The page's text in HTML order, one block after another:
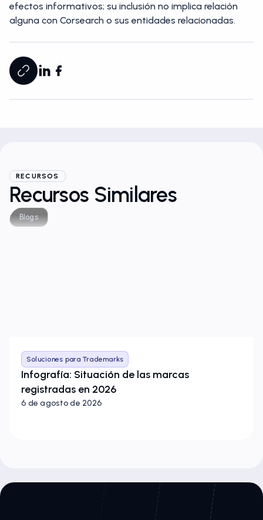
efectos informativos; su inclusión no implica relación
alguna con Corsearch o sus entidades relacionadas.
RECURSOS
Recursos Similares
Blogs
Soluciones para Trademarks
Infografía: Situación de las marcas
registradas en 2026
6 de agosto de 2026